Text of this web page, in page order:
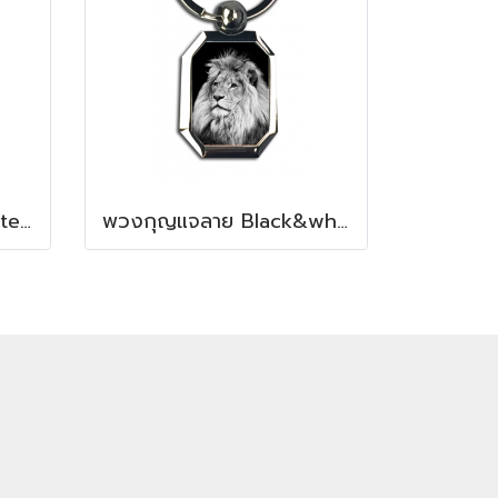
พวงกุญแจสกรีนลาย Cute cat design พวงกุญแจลาย Black&white Lion design